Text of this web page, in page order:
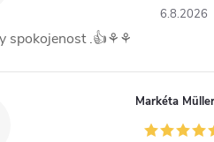
6.8.2026
spokojenost .👍⚘️⚘️
Markéta